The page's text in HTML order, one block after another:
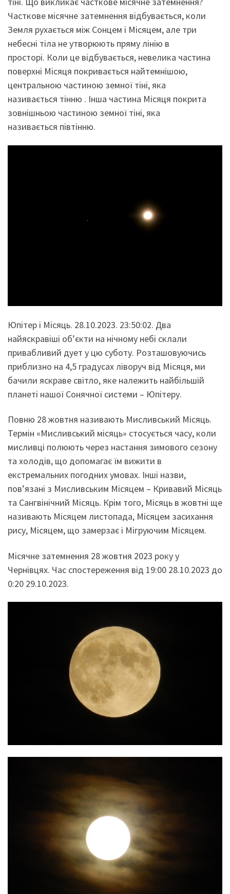
Часткове місячне затемнення відбувається, коли
Земля рухається між Сонцем і Місяцем, але три
небесні тіла не утворюють пряму лінію в
просторі. Коли це відбувається, невелика частина
поверхні Місяця покривається найтемнішою,
центральною частиною земної тіні, яка
називається тінню . Інша частина Місяця покрита
зовнішньою частиною земної тіні, яка
називається півтінню.
Юпітер і Місяць. 28.10.2023. 23:50:02. Два
найяскравіші об’єкти на нічному небі склали
привабливий дует у цю суботу. Розташовуючись
приблизно на 4,5 градусах ліворуч від Місяця, ми
бачили яскраве світло, яке належить найбільшій
планеті нашої Сонячної системи – Юпітеру.
Повню 28 жовтня називають Мисливський Місяць.
Термін «Мисливський місяць» стосується часу, коли
мисливці полюють через настання зимового сезону
та холодів, що допомагає їм вижити в
екстремальних погодних умовах. Інші назви,
пов’язані з Мисливським Місяцем – Кривавий Місяць
та Сангвінічний Місяць. Крім того, Місяць в жовтні ще
називають Місяцем листопада, Місяцем засихання
рису, Місяцем, що замерзає і Мігруючим Місяцем.
Місячне затемнення 28 жовтня 2023 року у
Чернівцях. Час спостереження від 19:00 28.10.2023 до
0:20 29.10.2023.